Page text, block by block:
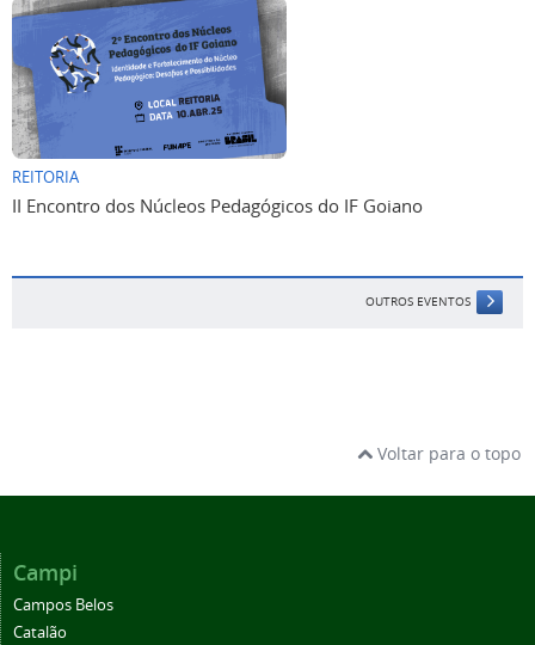
REITORIA
II Encontro dos Núcleos Pedagógicos do IF Goiano
OUTROS EVENTOS
Voltar para o topo
Campi
Campos Belos
Catalão